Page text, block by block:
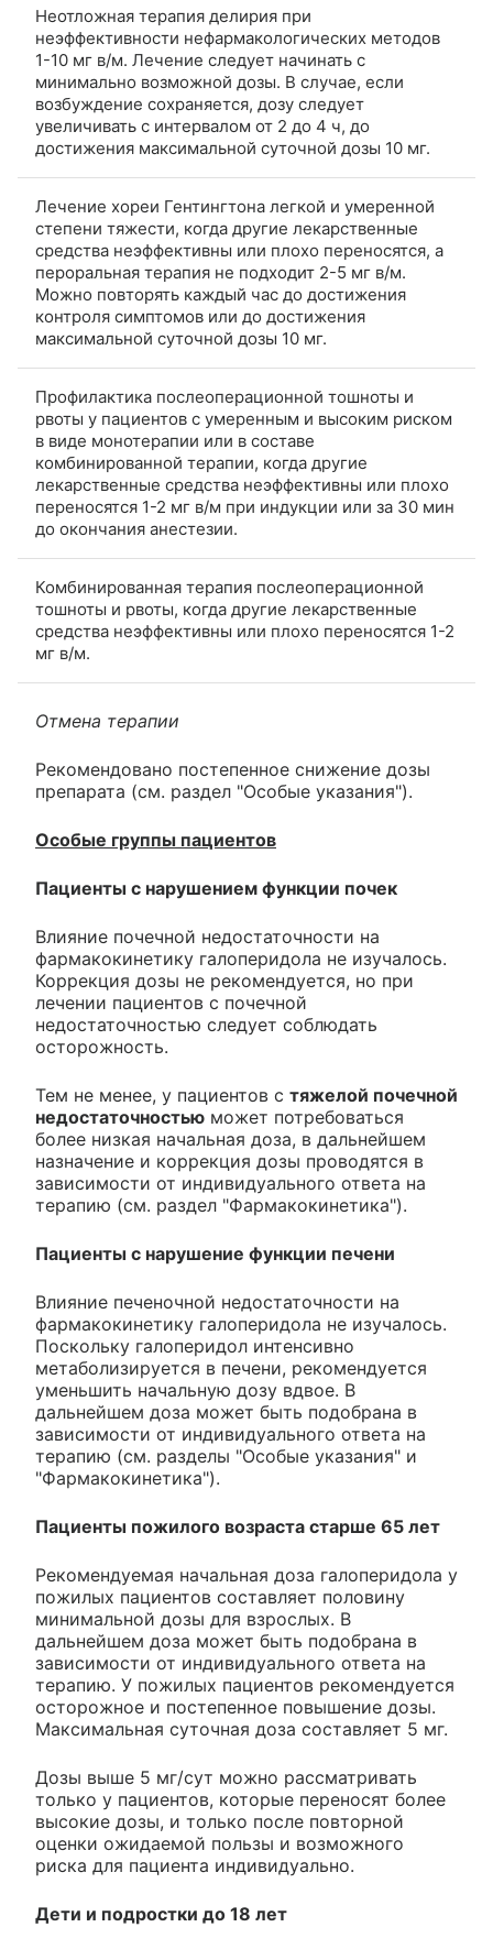
Неотложная терапия делирия при
неэффективности нефармакологических методов
1-10 мг в/м. Лечение следует начинать с
минимально возможной дозы. В случае, если
возбуждение сохраняется, дозу следует
увеличивать с интервалом от 2 до 4 ч, до
достижения максимальной суточной дозы 10 мг.
Лечение хореи Гентингтона легкой и умеренной
степени тяжести, когда другие лекарственные
средства неэффективны или плохо переносятся, а
пероральная терапия не подходит 2-5 мг в/м.
Можно повторять каждый час до достижения
контроля симптомов или до достижения
максимальной суточной дозы 10 мг.
Профилактика послеоперационной тошноты и
рвоты у пациентов с умеренным и высоким риском
в виде монотерапии или в составе
комбинированной терапии, когда другие
лекарственные средства неэффективны или плохо
переносятся 1-2 мг в/м при индукции или за 30 мин
до окончания анестезии.
Комбинированная терапия послеоперационной
тошноты и рвоты, когда другие лекарственные
средства неэффективны или плохо переносятся 1-2
мг в/м.
Отмена терапии
Рекомендовано постепенное снижение дозы
препарата (см. раздел "Особые указания").
Особые группы пациентов
Пациенты с нарушением функции почек
Влияние почечной недостаточности на
фармакокинетику галоперидола не изучалось.
Коррекция дозы не рекомендуется, но при
лечении пациентов с почечной
недостаточностью следует соблюдать
осторожность.
Тем не менее, у пациентов с тяжелой почечной
недостаточностью может потребоваться
более низкая начальная доза, в дальнейшем
назначение и коррекция дозы проводятся в
зависимости от индивидуального ответа на
терапию (см. раздел "Фармакокинетика").
Пациенты с нарушение функции печени
Влияние печеночной недостаточности на
фармакокинетику галоперидола не изучалось.
Поскольку галоперидол интенсивно
метаболизируется в печени, рекомендуется
уменьшить начальную дозу вдвое. В
дальнейшем доза может быть подобрана в
зависимости от индивидуального ответа на
терапию (см. разделы "Особые указания" и
"Фармакокинетика").
Пациенты пожилого возраста старше 65 лет
Рекомендуемая начальная доза галоперидола у
пожилых пациентов составляет половину
минимальной дозы для взрослых. В
дальнейшем доза может быть подобрана в
зависимости от индивидуального ответа на
терапию. У пожилых пациентов рекомендуется
осторожное и постепенное повышение дозы.
Максимальная суточная доза составляет 5 мг.
Дозы выше 5 мг/сут можно рассматривать
только у пациентов, которые переносят более
высокие дозы, и только после повторной
оценки ожидаемой пользы и возможного
риска для пациента индивидуально.
Дети и подростки до 18 лет